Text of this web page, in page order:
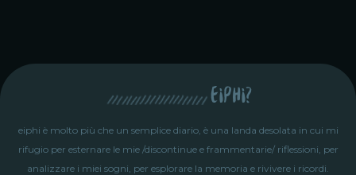
eiphi?
eiphi è molto più che un semplice diario, è una landa desolata in cui mi
rifugio per esternare le mie /discontinue e frammentarie/ riflessioni, per
analizzare i miei sogni, per esplorare la memoria e rivivere i ricordi.